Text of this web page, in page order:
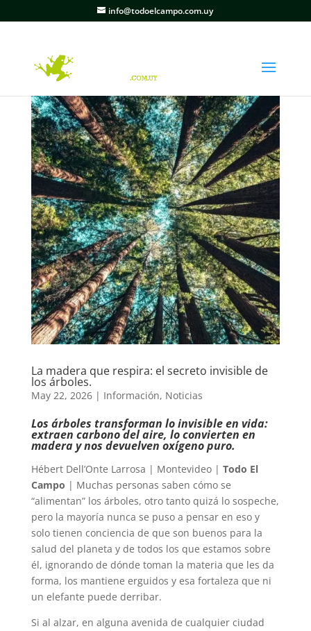
info@todoelcampo.com.uy
La madera que respira: el secreto invisible de
los árboles.
May 22, 2026| Información, Noticias
Los árboles transforman lo invisible en vida:
extraen carbono del aire, lo convierten en
madera y nos devuelven oxígeno puro.
Hébert Dell’Onte Larrosa | Montevideo | Todo El
Campo | Muchas personas saben cómo se
“alimentan” los árboles, otro tanto quizá lo sospeche,
pero la mayoría nunca se puso a pensar en eso y
solo tienen conciencia de que son buenos para la
salud del planeta y de todos los que estamos sobre
él, ignorando de dónde toman la materia que les da
forma, los mantiene erguidos y esa fortaleza que ni
un elefante puede derribar.
Si al alzar, en alguna avenida de cualquier ciudad